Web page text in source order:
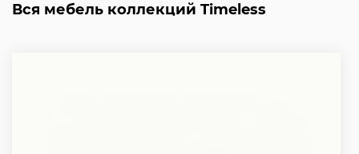
Вся мебель коллекций Timeless